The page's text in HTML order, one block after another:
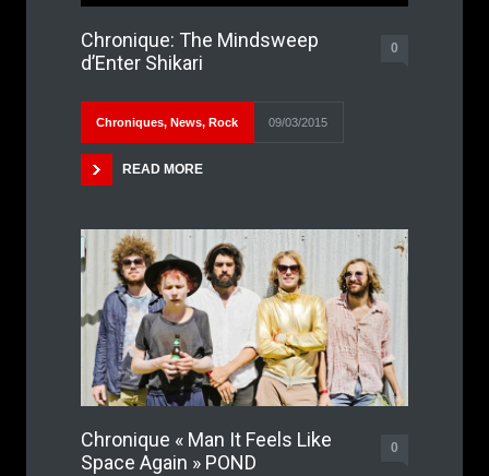
Chronique: The Mindsweep
d’Enter Shikari
0
Chroniques, News, Rock 09/03/2015
READ MORE
Chronique « Man It Feels Like
Space Again » POND
0